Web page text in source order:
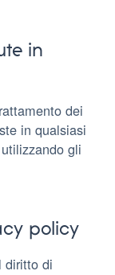
in
dei
in qualsiasi
gli
policy
diritto di